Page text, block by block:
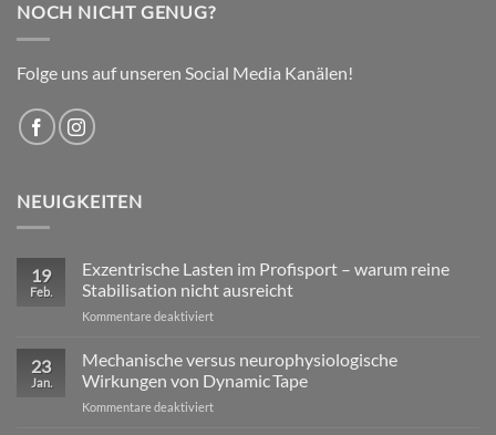
NOCH NICHT GENUG?
Folge uns auf unseren Social Media Kanälen!
NEUIGKEITEN
19
Feb.
Exzentrische Lasten im Profisport – warum reine
Stabilisation nicht ausreicht
Kommentare deaktiviertfür
im
Profisport
–
23
Jan.
Mechanische versus neurophysiologische
Wirkungen von Dynamic Tape
Kommentare deaktiviertfür